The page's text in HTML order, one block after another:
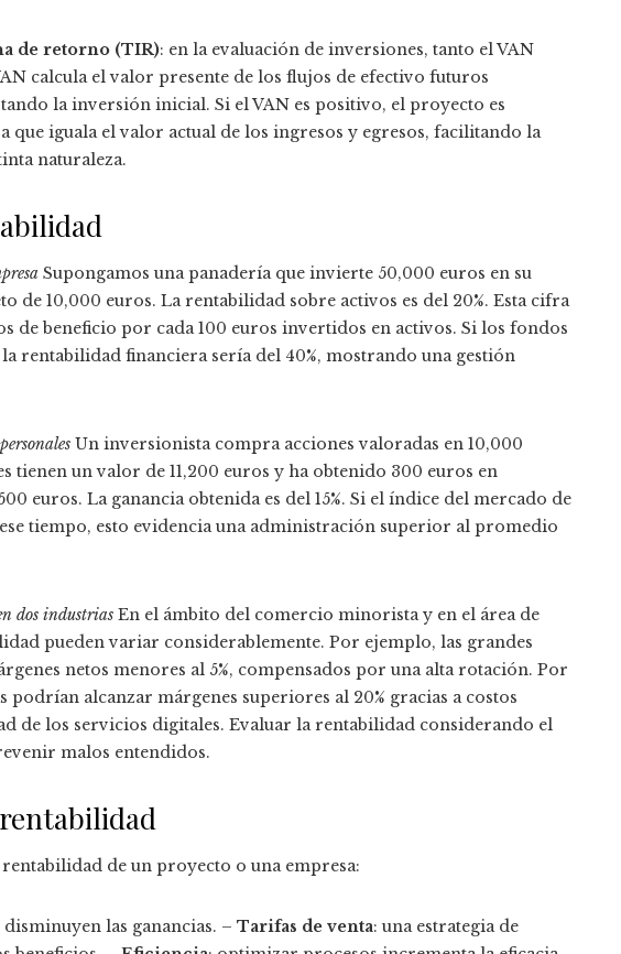
de retorno (TIR): en la evaluación de inversiones, tanto el VAN
calcula el valor presente de los flujos de efectivo futuros
la inversión inicial. Si el VAN es positivo, el proyecto es
que iguala el valor actual de los ingresos y egresos, facilitando la
naturaleza.
Supongamos una panadería que invierte 50,000 euros en su
de 10,000 euros. La rentabilidad sobre activos es del 20%. Esta cifra
de beneficio por cada 100 euros invertidos en activos. Si los fondos
rentabilidad financiera sería del 40%, mostrando una gestión
Un inversionista compra acciones valoradas en 10,000
tienen un valor de 11,200 euros y ha obtenido 300 euros en
euros. La ganancia obtenida es del 15%. Si el índice del mercado de
tiempo, esto evidencia una administración superior al promedio
dos industrias En el ámbito del comercio minorista y en el área de
pueden variar considerablemente. Por ejemplo, las grandes
netos menores al 5%, compensados por una alta rotación. Por
alcanzar márgenes superiores al 20% gracias a costos
de los servicios digitales. Evaluar la rentabilidad considerando el
malos entendidos.
de un proyecto o una empresa:
disminuyen las ganancias. – Tarifas de venta: una estrategia de